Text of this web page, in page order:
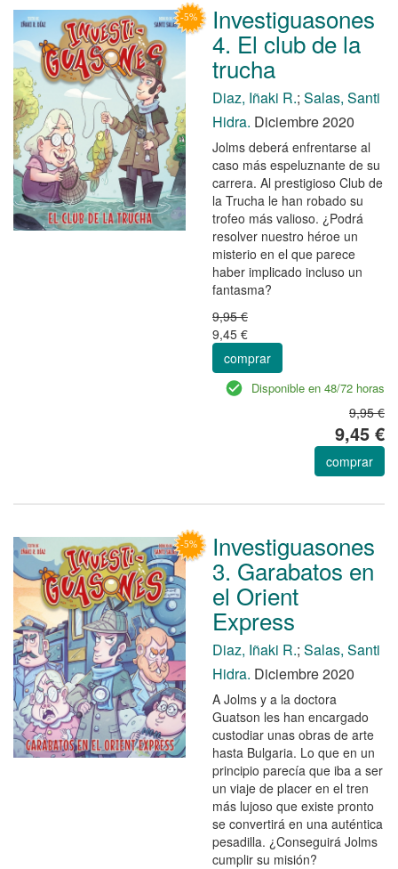
Investiguasones
4. El club de la
trucha
Diaz, Iñaki R.; Salas, Santi
Hidra. Diciembre 2020
Jolms deberá enfrentarse al
caso más espeluznante de su
carrera. Al prestigioso Club de
la Trucha le han robado su
trofeo más valioso. ¿Podrá
resolver nuestro héroe un
misterio en el que parece
haber implicado incluso un
fantasma?
9,95 €
9,45 €
comprar
Disponible en 48/72 horas
9,95 €
9,45 €
comprar
Investiguasones
3. Garabatos en
el Orient
Express
Diaz, Iñaki R.; Salas, Santi
Hidra. Diciembre 2020
A Jolms y a la doctora
Guatson les han encargado
custodiar unas obras de arte
hasta Bulgaria. Lo que en un
principio parecía que iba a ser
un viaje de placer en el tren
más lujoso que existe pronto
se convertirá en una auténtica
pesadilla. ¿Conseguirá Jolms
cumplir su misión?